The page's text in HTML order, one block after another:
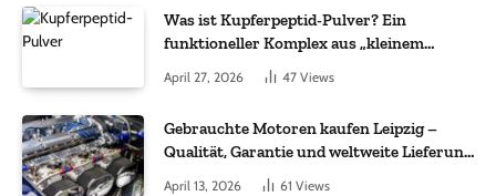
Was ist Kupferpeptid-Pulver? Ein
funktioneller Komplex aus „kleinem
Molekül + Metall“
April 27, 2026 47 Views
Gebrauchte Motoren kaufen Leipzig –
Qualität, Garantie und weltweite Lieferung
April 13, 2026 61 Views